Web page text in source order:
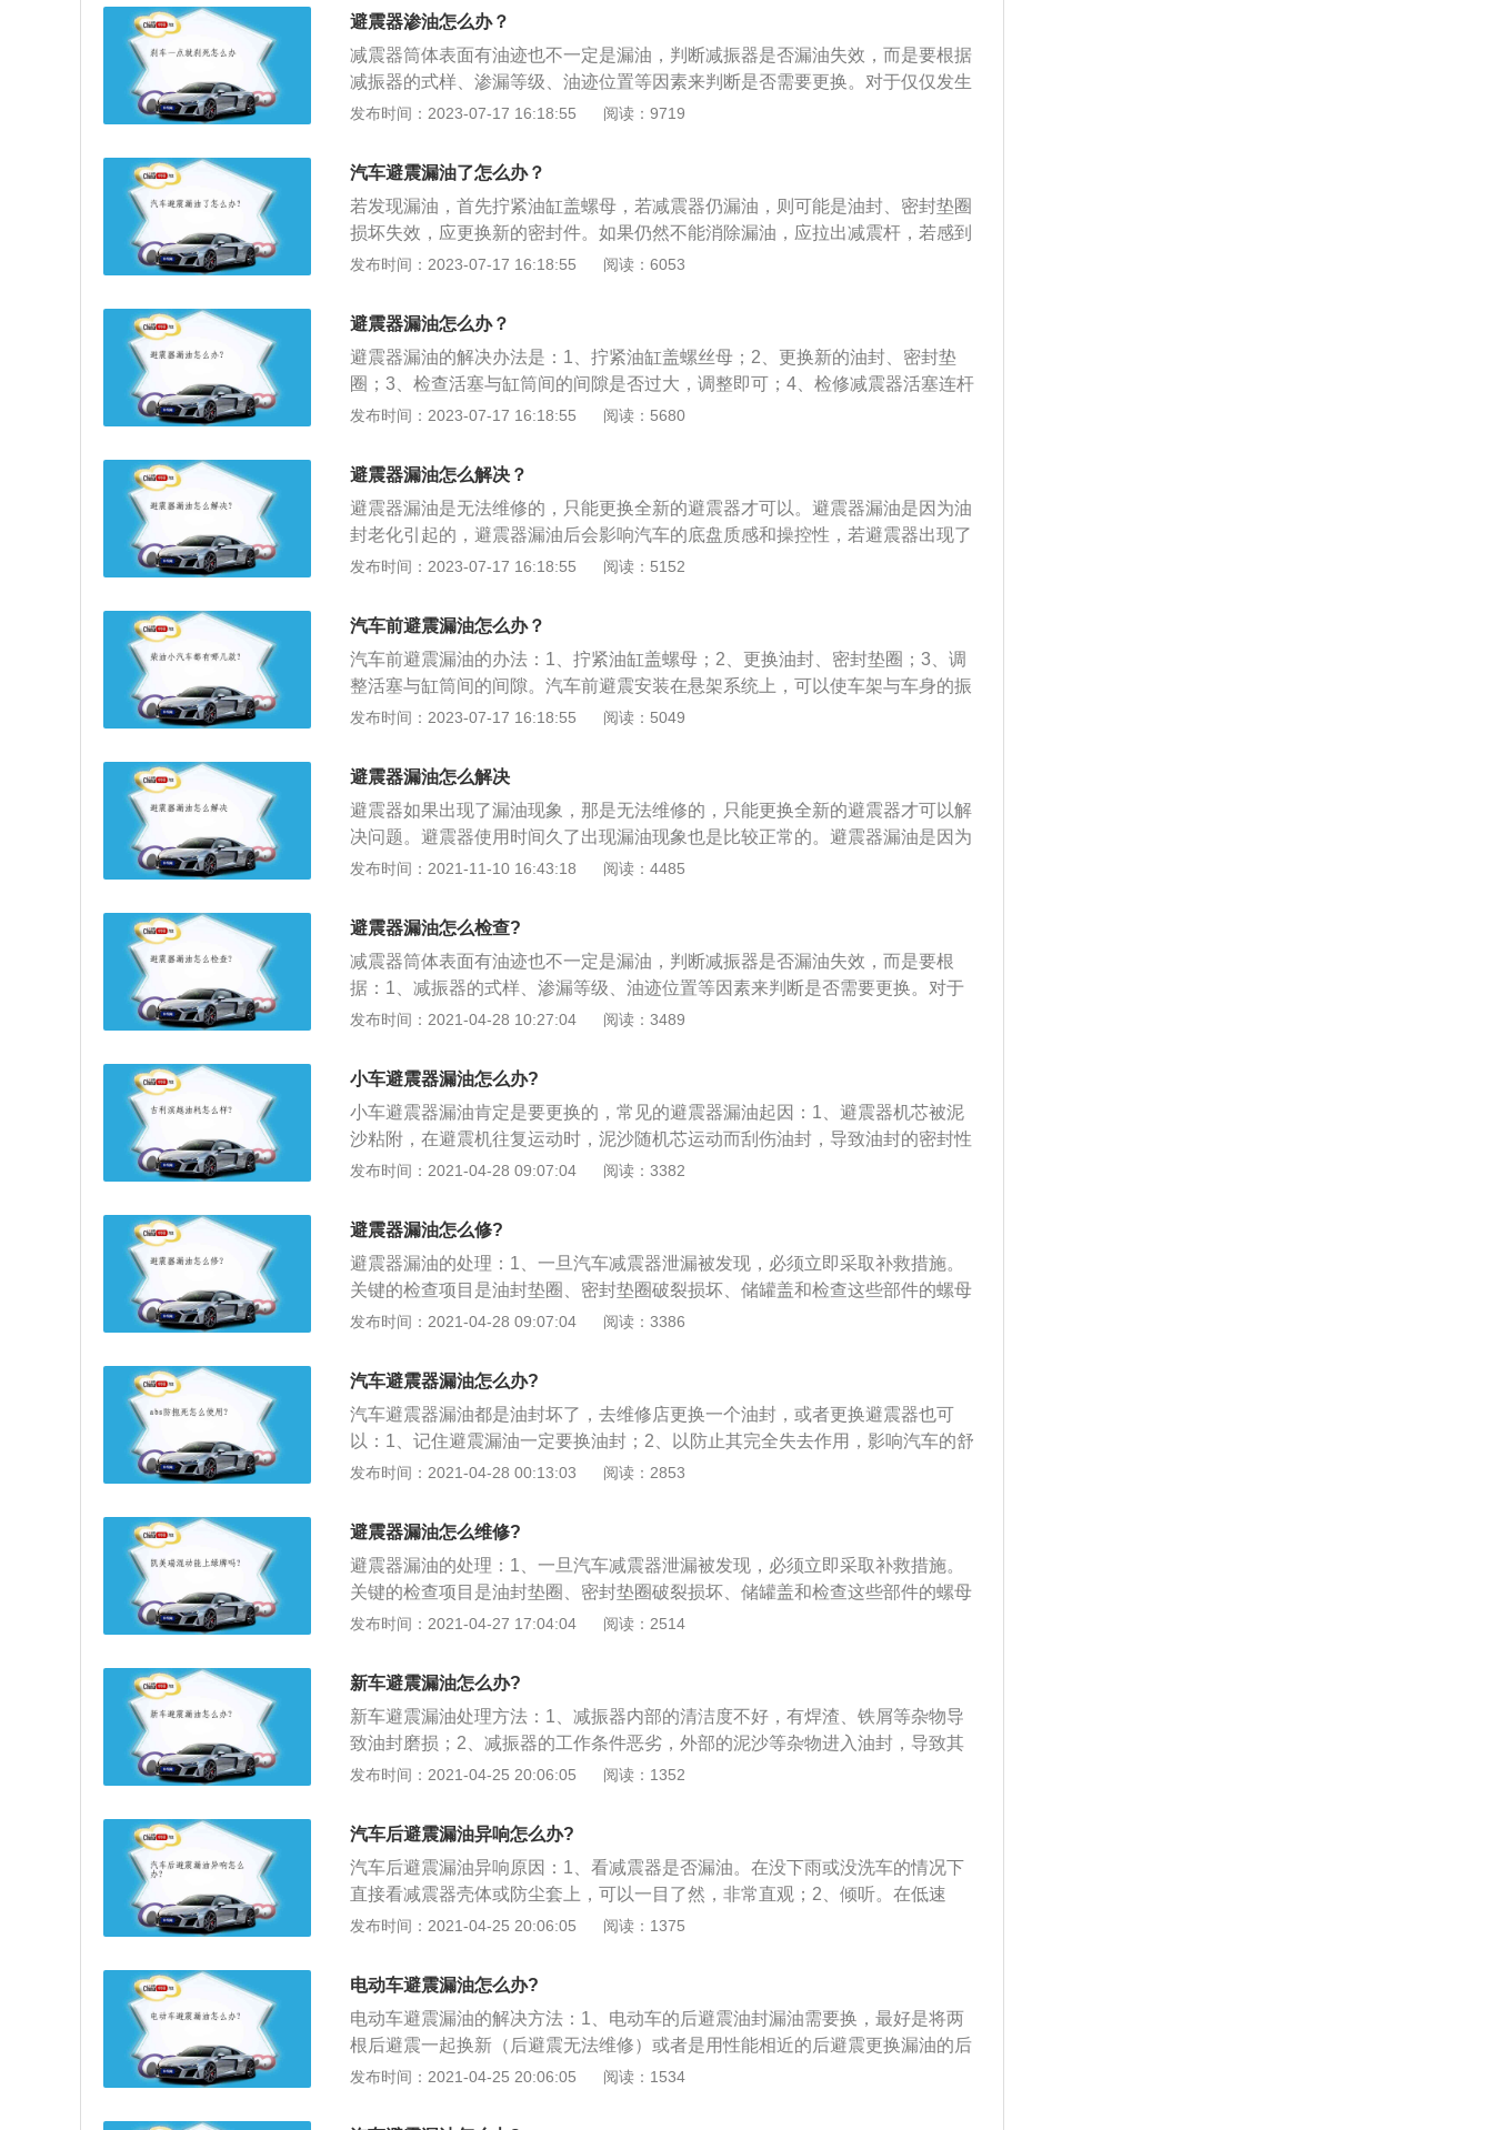
况主要发生在经常要受到与避震机不是轴向平衡的力的麦佛逊式避震器。建议及
时更换避震器。3、由于安装和调教的不正确。避震器在使用过程中出现完全拉
伸以致活塞到顶，冲撞式自润轴承变形，进而令油封损坏而漏油。建议及时重新
调教避震器。4、厂家制造避震器时所采用的油封质量不过关。建议及时更换正
规厂家生产的避震器。5、避震机芯涂层平整度不过关。在受到避震油的压力之
震器。6、油封正常老化，并失去密封能力。避震器油封使用寿命到了年限失去
了密封能力，建议及时更换新的避震器油封。7、在喷淋底盘装甲时，没有把避
震器遮好，装甲附着在减震器活塞杆上，导致油封磨损漏油。建议及时清理避震
在受到异常冲击后，避震机芯弯曲变形。3、由于安装和调教的不正确。4、厂家
封正常老化，并失去密封能力。7在喷淋底盘装甲时，没有把避震器遮好，装甲
附着在减震器活塞杆上，导致油封磨损漏油。汽车减震器漏油是否有必要及时更
换关键还是要看漏油的程度是否严重，如果只是轻微渗油的话大可不必更换，但
是如果减震器漏油比较严重，就得及时进行更换了。不管是轻微的渗油还是严重
响。反应到驾驶体验上就会感觉车辆悬架变软，甚至出现松散，异响等问题。严
重的话在较大的坑洼路面减震器还极有可能因触底损坏。
避震器渗油怎么办？
减震器筒体表面有油迹也不一定是漏油，判断减振器是否漏油失效，而是要根据
减振器的式样、渗漏等级、油迹位置等因素来判断是否需要更换。对于仅仅发生
轻微渗漏的减振器，可以不用更换。以下是扩展资料：判断是否失效：当怀疑减
常;上下的颤动不能很快停止，怀疑减振器失效。如果已经出质保期，你也没有必
要非得去4S店更换原厂件，4S店很暴力。你可以买其他大公司产的产品，价格比
原厂的便宜，质量也绝对不比原厂的差。
发布时间：2023-07-17 16:18:55 阅读：9719
汽车避震漏油了怎么办？
若发现漏油，首先拧紧油缸盖螺母，若减震器仍漏油，则可能是油封、密封垫圈
损坏失效，应更换新的密封件。如果仍然不能消除漏油，应拉出减震杆，若感到
有发卡或轻重不一时，再进一步检查活塞与缸筒间的间隙是否过大，减震器活塞
症状的介绍：1、使汽车在道路条件较差的路面上行驶10公里后停车，用手摸减
震器外壳，如果不够热，说明减震器内部无阻力，减震器不工作。此时，可加入
适当的润滑油，再进行试验，若外壳发热，则为减震器内部缺油，应加足油，否
则，说明减震器失效。2、用力按下保险杠，然后松开，如果汽车跳跃不超过一
两次，则说明减震器工作良好。3、当汽车缓慢行驶而紧急制动时，若汽车震动
台钳上，用力拉压减震杆数次，此时应有稳定的阻力，往上拉复原的阻力应大于
向下压时的阻力，如阻力不稳定或无阻力，可能是减震器内部缺油或阀门零件损
坏，应进行修复或更换零件。
发布时间：2023-07-17 16:18:55 阅读：6053
避震器漏油怎么办？
避震器漏油的解决办法是：1、拧紧油缸盖螺丝母；2、更换新的油封、密封垫
圈；3、检查活塞与缸筒间的间隙是否过大，调整即可；4、检修减震器活塞连杆
有无弯曲，活塞连杆表面和缸筒是否有划伤或拉痕，根据情况采取修理和更换新
为：1、液压式避震器：利用液体的可压缩性以及液体在压缩时吸收能量和流动
时耗散能量的特性，实现减少或者消除震动的目的；2、机械式避震器：具有减
震效果好、工作寿命长、性能价格比高的特点。
发布时间：2023-07-17 16:18:55 阅读：5680
避震器漏油怎么解决？
避震器漏油是无法维修的，只能更换全新的避震器才可以。避震器漏油是因为油
封老化引起的，避震器漏油后会影响汽车的底盘质感和操控性，若避震器出现了
严重的漏油现象，要立即更换。在安装避震器的过程中，需要使用专业的扭力扳
定位，可以防止汽车出现跑偏和轮胎偏磨的现象。避震器要选择原厂的产品，若
找不到原厂产品，可以选择一些大品牌厂家生产的或适合车主的汽车使用的避震
器。
发布时间：2023-07-17 16:18:55 阅读：5152
汽车前避震漏油怎么办？
汽车前避震漏油的办法：1、拧紧油缸盖螺母；2、更换油封、密封垫圈；3、调
整活塞与缸筒间的间隙。汽车前避震安装在悬架系统上，可以使车架与车身的振
动迅速衰减，达到改善汽车行驶的平顺性和舒适性的目的。车辆的减震系统分类
器；5、全油液式减震器。汽车减震器损坏的表现为减震器漏油、减震器异响、
有侧滑迹象、减震效果变差。
发布时间：2023-07-17 16:18:55 阅读：5049
避震器漏油怎么解决
避震器如果出现了漏油现象，那是无法维修的，只能更换全新的避震器才可以解
决问题。避震器使用时间久了出现漏油现象也是比较正常的。避震器漏油是因为
油封老化引起的。但是避震器漏油后会影响汽车的底盘质感和操控性。如果避震
业的扭力扳手按照规定力矩将螺丝拧紧。并且在安装好新的避震器之后，建议给
汽车做一下四轮定位。因为拆装了避震器会导致四轮定位数据不准，所以建议做
一下四轮定位，这样可以防止汽车出现跑偏和轮胎偏磨的现象。在选购避震器的
时候，一定要选择原厂的产品，如果找不到原厂产品，可以选择一些大品牌厂家
生产的适合自己的汽车使用的避震器。避震器关乎到汽车的舒适性和操控性，但
就会导致汽车的舒适性变差。在更换避震器的时候，建议将四个车轮的一起更换
掉，不要只更换一个或一对，这样也会影响汽车的操控性和舒适性。
发布时间：2021-11-10 16:43:18 阅读：4485
避震器漏油怎么检查?
减震器筒体表面有油迹也不一定是漏油，判断减振器是否漏油失效，而是要根
据：1、减振器的式样、渗漏等级、油迹位置等因素来判断是否需要更换。对于
仅仅发生轻微渗漏的减振器，可以不用更换。另外，减振器在正常工作时会有渗
和弹簧座之间的情况下，是不需用更换的。但是油漏至弹簧座以下的位置处或油
渗透至弹簧支架以下的位置或有滴状油液出现，则需要更换减振器；2、当怀疑
减振器失效时，将车放在平坦处，用力压动车身，车身能回弹不多于2-3次，属于
正常；上下的颤动不能很快停止，怀疑减振器失效；3、减振器在正立状态用手
全程推拉5—8次；（充气减振器推入后应自动伸长）以最后2-3次的推拉感觉来
力异常（或充气减振器活塞杆不反弹），减振器失效；4、减振器都有质保期
的，不同的厂家有不同的规定，按公里数或者按年限，如果还在质保期内的话，
是可以免费跟换的。如果已经出质保期了，你也没有必要非得去4S店更换原厂
绝对不比原厂的差。
发布时间：2021-04-28 10:27:04 阅读：3489
小车避震器漏油怎么办?
小车避震器漏油肯定是要更换的，常见的避震器漏油起因：1、避震器机芯被泥
沙粘附，在避震机往复运动时，泥沙随机芯运动而刮伤油封，导致油封的密封性
能失效，避震油从油封口处渗出；2、避震器在受到异常冲击后，避震机芯弯曲
主要发生在经常要受到与避震机不是轴向平衡的力的麦佛逊式避震器；4、由于
安装和调教的不正确，避震器在使用过程中出现完全拉伸以致活塞到顶，冲撞式
自润轴承变形，进而令油封损坏而漏油。厂家制造避震器时所采用的油封质量不
过关。
发布时间：2021-04-28 09:07:04 阅读：3382
避震器漏油怎么修?
避震器漏油的处理：1、一旦汽车减震器泄漏被发现，必须立即采取补救措施。
关键的检查项目是油封垫圈、密封垫圈破裂损坏、储罐盖和检查这些部件的螺母
松动；2、如果发现漏油，先拧紧气缸盖螺母。如果减震器仍然漏油，可能是油
出来。如果有发夹或重量不等于重量，则进一步检查活塞与气缸之间的间隙是否
过大，减震器活塞杆是否弯曲，以及活塞杆表面。气缸上是否有划痕或拉痕；
3、如果避震器没有漏油，检查避震器的连接销、连杆、连接孔、橡胶衬套是否
损坏、脱焊、断裂或脱落。如果上述检查正常，则应进一步分解减震器，以检查
活塞与气缸之间的间隙是否过大，气缸是否有任何应变，阀门是否密封良好，阀
换零件。
发布时间：2021-04-28 09:07:04 阅读：3386
汽车避震器漏油怎么办?
汽车避震器漏油都是油封坏了，去维修店更换一个油封，或者更换避震器也可
以：1、记住避震漏油一定要换油封；2、以防止其完全失去作用，影响汽车的舒
适性；3、如果避震失效，还会导致车辆偏离，这种情况需要更换整个避震器。
发布时间：2021-04-28 00:13:03 阅读：2853
避震器漏油怎么维修?
避震器漏油的处理：1、一旦汽车减震器泄漏被发现，必须立即采取补救措施。
关键的检查项目是油封垫圈、密封垫圈破裂损坏、储罐盖和检查这些部件的螺母
松动；2、如果发现漏油，先拧紧气缸盖螺母。如果减震器仍然漏油，可能是油
出来。如果有发夹或重量不等于重量，则进一步检查活塞与气缸之间的间隙是否
过大，减震器活塞杆是否弯曲，以及活塞杆表面。气缸上是否有划痕或拉痕；
3、如果避震器没有漏油，检查避震器的连接销、连杆、连接孔、橡胶衬套是否
损坏、脱焊、断裂或脱落。如果上述检查正常，则应进一步分解减震器，以检查
活塞与气缸之间的间隙是否过大，气缸是否有任何应变，阀门是否密封良好，阀
换零件。
发布时间：2021-04-27 17:04:04 阅读：2514
新车避震漏油怎么办?
新车避震漏油处理方法：1、减振器内部的清洁度不好，有焊渣、铁屑等杂物导
致油封磨损；2、减振器的工作条件恶劣，外部的泥沙等杂物进入油封，导致其
磨损漏油；3、减振器油封的密封唇口老化，失去密封功能；4、还有就是有的车
磨损漏油；5、控制活塞运动的支杆需要在金属管的一端延长出来，那么这个部
位是需要严格密封的，一般的漏油都与这里的密闭不严有直接的关系。
发布时间：2021-04-25 20:06:05 阅读：1352
汽车后避震漏油异响怎么办?
汽车后避震漏油异响原因：1、看减震器是否漏油。在没下雨或没洗车的情况下
直接看减震器壳体或防尘套上，可以一目了然，非常直观；2、倾听。在低速
时，当车轮通过道路的凸起部分或有轻微的振动时，就有一个声音，减震器的异
有经验的驾驶员可以非常准确是那个悬挂发出的；3、还有就是用手压每个车轮
的悬挂部分的上方，比如压前后翼子板，有故障的减震器压着偏硬，这是减震器
漏油到了后期的症状，这要有经验的维修技师才能判断；减震器故障只更换，没
有办法修复。
发布时间：2021-04-25 20:06:05 阅读：1375
电动车避震漏油怎么办?
电动车避震漏油的解决方法：1、电动车的后避震油封漏油需要换，最好是将两
根后避震一起换新（后避震无法维修）或者是用性能相近的后避震更换漏油的后
避震；2、后避震漏油后会影响车辆的操控性能；由于后平叉两边阻尼不一样，
用来支持车身的重量而是用来抑制弹簧吸震后反弹时的震荡和吸收路面冲击的能
发布时间：2021-04-25 20:06:05 阅读：1534